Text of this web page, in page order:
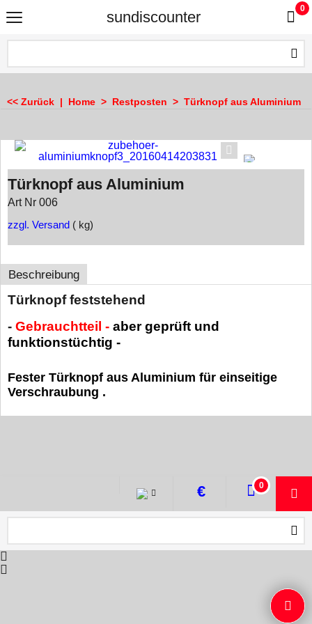
sundiscounter
0
<< Zurück | Home > Restposten > Türknopf aus Aluminium
Türknopf aus Aluminium
Art Nr 006
zzgl. Versand kg
Beschreibung
Türknopf feststehend
- Gebrauchtteil - aber geprüft und
funktionstüchtig -
Fester Türknopf aus Aluminium für einseitige
Verschraubung .
0
€